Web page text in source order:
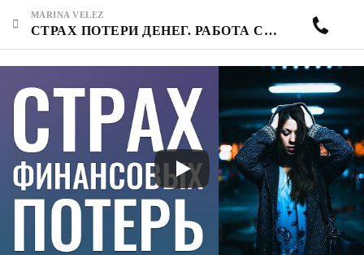
MARINA VELEZ
СТРАХ ПОТЕРИ ДЕНЕГ. РАБОТА СО СТРАХАМИ. НЕ РАССКАЗЫВАТЬ О СВОЕМ СЧАСТЬЕ? КАК ВЫ ОТНОСИТЕСЬ К СГЛАЗУ?